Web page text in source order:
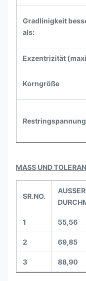
Gradlinigkeit
als:
Exzentrizität
Korngröße
Restringspannung
MASS UND
SR.NO.
1 55,56
2 69,85
3 88,90